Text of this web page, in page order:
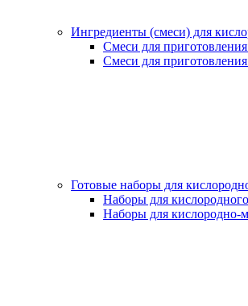
Ингредиенты (смеси) для
Смеси для
Смеси для
Готовые наборы для
Наборы для
Наборы для кислородно-